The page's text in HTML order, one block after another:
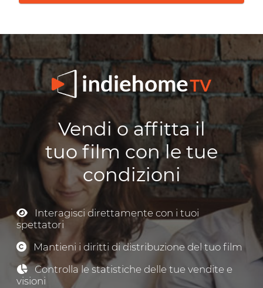
Vendi o affitta il
tuo film con le tue
condizioni
Interagisci direttamente con i tuoi
spettatori
Mantieni i diritti di distribuzione del tuo film
Controlla le statistiche delle tue vendite e
visioni